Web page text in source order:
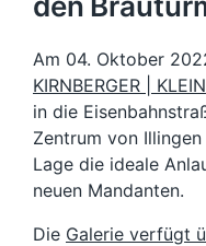
Am 04. Oktober
KIRNBERGER | KLEIN
in die
Zentrum von
Lage die ideale
neuen Mandanten.
Die Galerie verfügt